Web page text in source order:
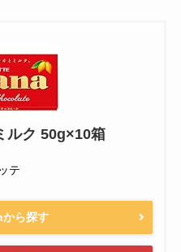
ルク 50g×10箱
テ
ら探す